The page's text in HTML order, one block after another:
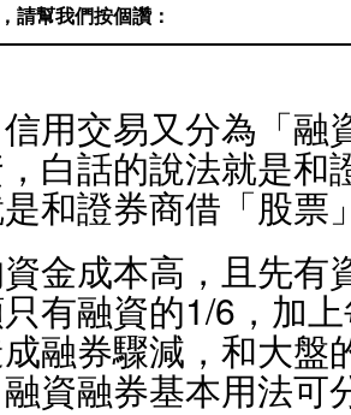
請幫我們按個讚：
用交易又分為「融
白話的說法就是和
和證券商借「股票
金成本高，且先有
有融資的1/6，加
融券驟減，和大盤
資融券基本用法可